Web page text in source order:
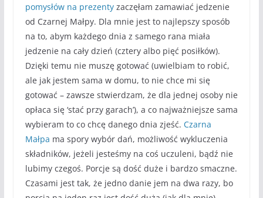
pomysłów na prezentyzaczęłam zamawiać jedzenie
od Czarnej Małpy. Dla mnie jest to najlepszy sposób
na to, abym każdego dnia z samego rana miała
jedzenie na cały dzień (cztery albo pięć posiłków).
Dzięki temu nie muszę gotować (uwielbiam to robić,
ale jak jestem sama w domu, to nie chce mi się
gotować – zawsze stwierdzam, że dla jednej osoby nie
opłaca się ‘stać przy garach’), a co najważniejsze sama
wybieram to co chcę danego dnia zjeść. Czarna
Małpa ma spory wybór dań, możliwość wykluczenia
składników, jeżeli jesteśmy na coś uczuleni, bądź nie
lubimy czegoś. Porcje są dość duże i bardzo smaczne.
Czasami jest tak, że jedno danie jem na dwa razy, bo